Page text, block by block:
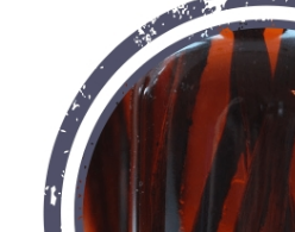
В начало [основная ссылка]